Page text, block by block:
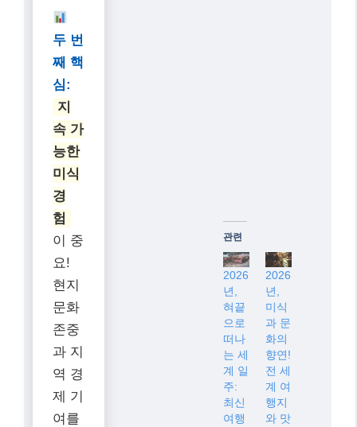
두 번
째 핵
심:
지
속 가
능한
미식
경
험
이 중
요!
현지
문화
존중
과 지
역 경
제 기
여를
관련
2026
년,
혀끝
으로
떠나
는 세
계 일
주:
최신
여행
2026
년,
미식
과 문
화의
향연!
전 세
계 여
행지
와 맛